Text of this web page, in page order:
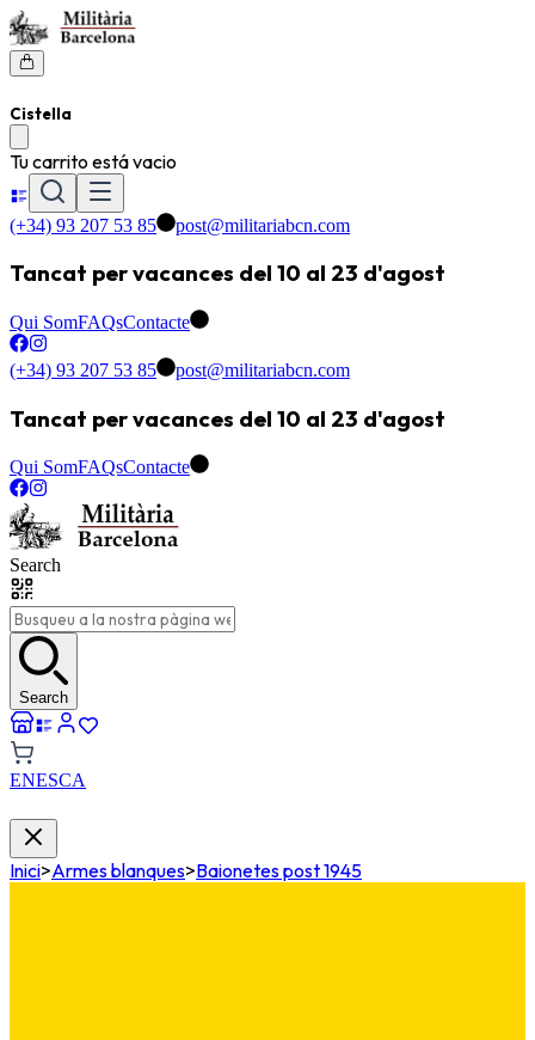
Cistella
Tu carrito está vacio
(+34) 93 207 53 85 post@militariabcn.com
Tancat per vacances del 10 al 23 d'agost
Qui SomFAQsContacte
(+34) 93 207 53 85 post@militariabcn.com
Tancat per vacances del 10 al 23 d'agost
Qui SomFAQsContacte
Search
Search
ENESCA
Inici>Armes blanques>Baionetes post 1945